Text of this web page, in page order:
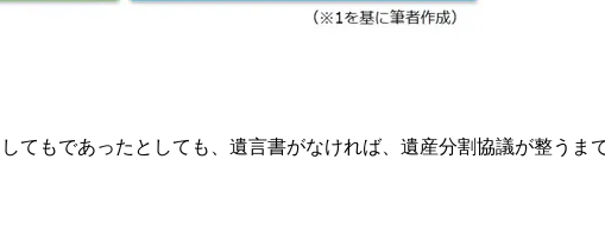
てもであったとしても、遺言書がなければ、遺産分割協議が整うまで